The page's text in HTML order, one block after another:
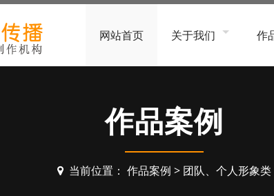
网站首页 关于我们
服务流程
招贤纳士
作
建
作品案例
当前位置： 作品案例 > 团队、个人形象类